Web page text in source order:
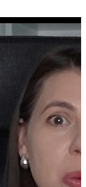
Software